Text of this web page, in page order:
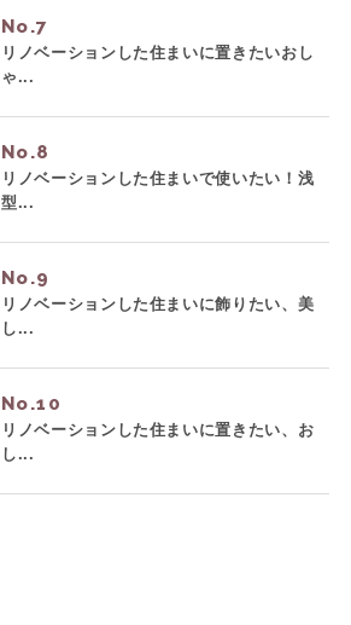
No.
リノベーションした住まいに置きたいおし
ゃ...
No.
リノベーションした住まいで使いたい！浅
型...
No.
リノベーションした住まいに飾りたい、美
し...
No.
リノベーションした住まいに置きたい、お
し...